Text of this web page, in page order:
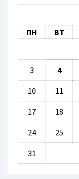
ПН
ВТ
3 4
10 11
17 18
24 25
31